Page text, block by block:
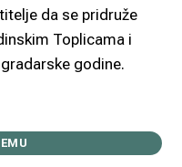
da se pridruže
Toplicama i
godine.